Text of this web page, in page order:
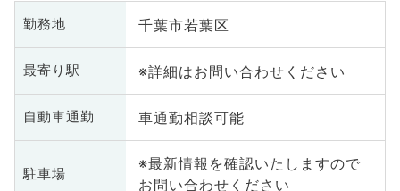
勤務地 千葉市若葉区
最寄り駅 ※詳細はお問い合わせください
自動車通勤 車通勤相談可能
駐車場
※最新情報を確認いたしますので
お問い合わせください